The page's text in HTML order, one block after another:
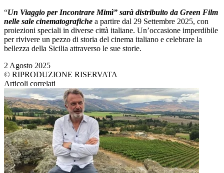
“Un Viaggio per Incontrare Mimì” sarà distribuito da Green Film
nelle sale cinematografiche a partire dal 29 Settembre 2025, con
proiezioni speciali in diverse città italiane. Un’occasione imperdibile
per rivivere un pezzo di storia del cinema italiano e celebrare la
bellezza della Sicilia attraverso le sue storie.
2 Agosto 2025
© RIPRODUZIONE RISERVATA
Articoli correlati